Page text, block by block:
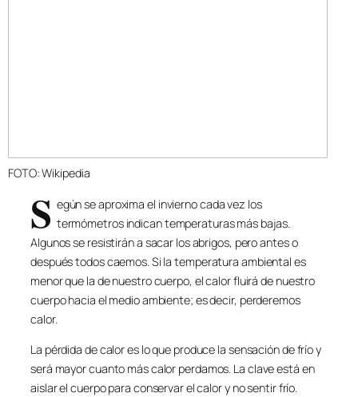
FOTO: Wikipedia
S egún se aproxima el invierno cada vez los
termómetros indican temperaturas más bajas.
Algunos se resistirán a sacar los abrigos, pero antes o
después todos caemos. Si la temperatura ambiental es
menor que la de nuestro cuerpo, el calor fluirá de nuestro
cuerpo hacia el medio ambiente; es decir, perderemos
calor.
La pérdida de calor es lo que produce la sensación de frío y
será mayor cuanto más calor perdamos. La clave está en
aislar el cuerpo para conservar el calor y no sentir frío.